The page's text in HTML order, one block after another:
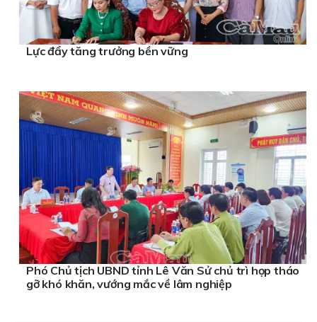
Lực đẩy tăng trưởng bền vững
Phó Chủ tịch UBND tỉnh Lê Văn Sử chủ trì họp tháo
gỡ khó khăn, vướng mắc về lâm nghiệp